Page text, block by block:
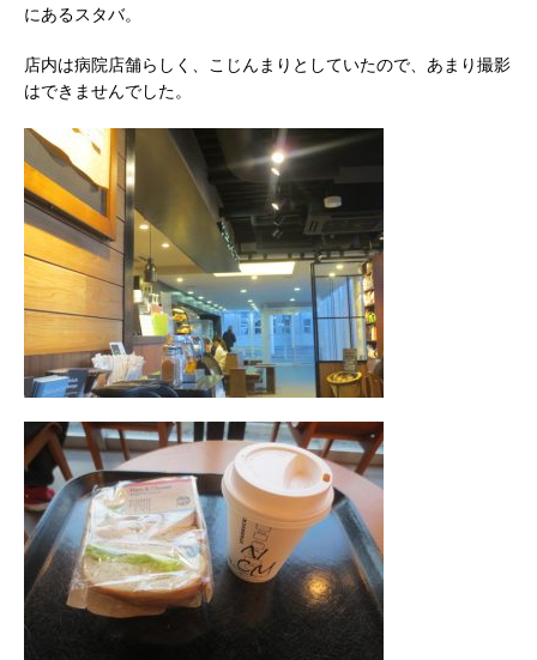
にあるスタバ。
店内は病院店舗らしく、こじんまりとしていたので、あまり撮影
はできませんでした。